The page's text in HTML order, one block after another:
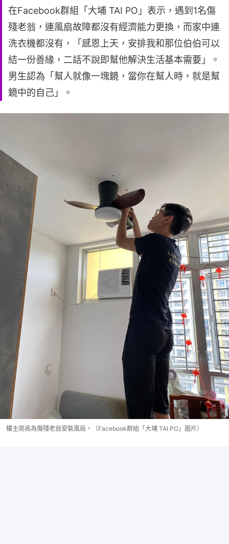
在Facebook群組「大埔 TAI PO」表示，遇到1名傷
殘老翁，連風扇故障都沒有經濟能力更換，而家中連
洗衣機都沒有，「感恩上天，安排我和那位伯伯可以
結一份善緣，二話不說即幫他解決生活基本需要」。
男生認為「幫人就像一塊鏡，當你在幫人時，就是幫
鏡中的自己」。
樓主爬高為傷殘老翁安裝風扇。（Facebook群組「大埔 TAI PO」圖片）